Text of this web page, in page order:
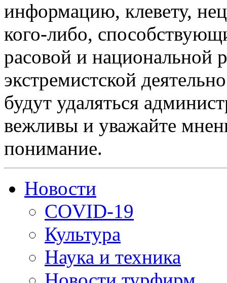
информацию, клевету,
кого-либо,
расовой и национальной
экстремистской
будут удаляться
вежливы и уважайте
понимание.
Новости
COVID-19
Культура
Наука и техника